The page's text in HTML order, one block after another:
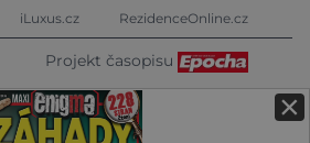
×
iLuxus.cz RezidenceOnline.cz
Projekt časopisu